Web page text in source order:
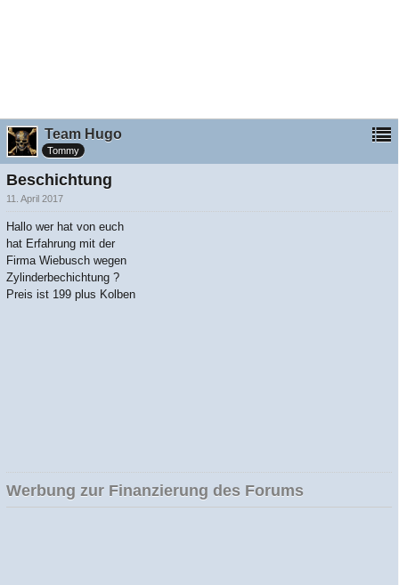
Team Hugo
Tommy
Beschichtung
11. April 2017
Hallo wer hat von euch
hat Erfahrung mit der
Firma Wiebusch wegen
Zylinderbechichtung ?
Preis ist 199 plus Kolben
Werbung zur Finanzierung des Forums